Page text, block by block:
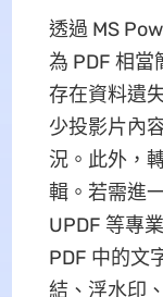
透過 MS
為 PDF 相當
存在資料遺
少投影片內
況。此外，
輯。若需進
UPDF 等專
PDF 中的文
結、浮水印